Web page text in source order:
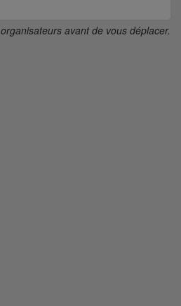
avant de vous déplacer.